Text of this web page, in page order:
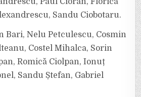
Sandu Ciobotaru.
Bari, Nelu Petculescu, Cosmin
Costel Mihalca, Sorin
Romică Ciolpan, Ionuț
Sandu Ștefan, Gabriel